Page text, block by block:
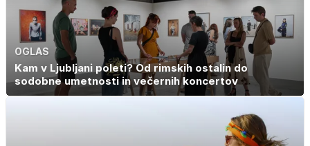
OGLAS
Kam v Ljubljani poleti? Od rimskih ostalin do
sodobne umetnosti in večernih koncertov